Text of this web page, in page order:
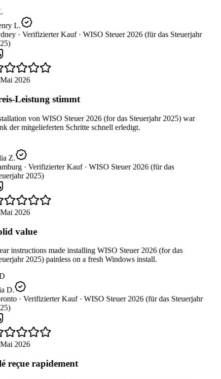
L.
· Verifizierter Kauf · WISO Steuer 2026 (für das Steuerjahr
2026
Leistung stimmt
von WISO Steuer 2026 (for das Steuerjahr 2025) war
der mitgelieferten Schritte schnell erledigt.
Z.
· Verifizierter Kauf · WISO Steuer 2026 (für das
2025)
2026
value
instructions made installing WISO Steuer 2026 (for das
2025) painless on a fresh Windows install.
D.
· Verifizierter Kauf · WISO Steuer 2026 (für das Steuerjahr
2026
reçue rapidement